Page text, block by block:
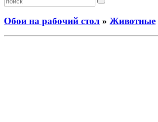
Обои на рабочий стол » Животные